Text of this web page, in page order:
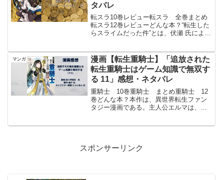
タバレ
転スラ10巻レビュー転スラ 全巻まとめ
転スラ12巻レビューどんな本？“転生した
らスライムだった件”とは、伏瀬 氏による
は、通り魔に刺されて死んだ後、スライ
ムとして異世界に...
マンガ
漫画【転生重騎士】「追放された
転生重騎士はゲーム知識で無双す
る 11」感想・ネタバレ
重騎士 10巻重騎士 まとめ重騎士 12
巻どんな本？本作は、異世界転生ファン
タジー漫画である。主人公エルマは、剣
スポンサーリンク